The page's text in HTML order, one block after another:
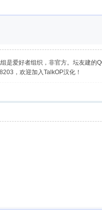
是爱好者组织，非官方。坛友建
，欢迎加入TalkOP汉化！